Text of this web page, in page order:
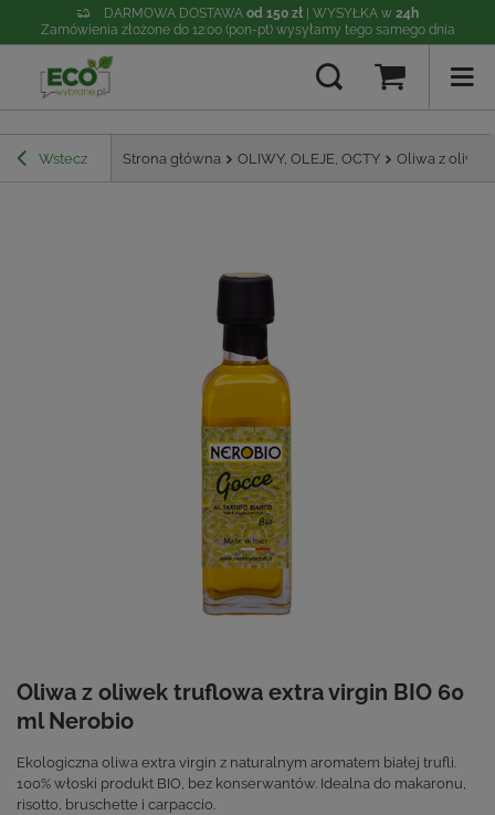
DARMOWA DOSTAWA od 150 zł | WYSYŁKA w 24h
Zamówienia złożone do 12:00 (pon-pt) wysyłamy tego samego dnia
Wstecz Strona główna OLIWY, OLEJE, OCTY Oliwa z oliwek
Oliwa z oliwek truflowa extra virgin BIO 60
ml Nerobio
Ekologiczna oliwa extra virgin z naturalnym aromatem białej trufli.
100% włoski produkt BIO, bez konserwantów. Idealna do makaronu,
risotto, bruschette i carpaccio.